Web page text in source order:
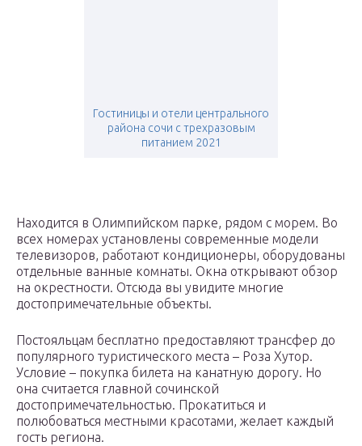
Гостиницы и отели центрального
района сочи с трехразовым
питанием 2021
Находится в Олимпийском парке, рядом с морем. Во
всех номерах установлены современные модели
телевизоров, работают кондиционеры, оборудованы
отдельные ванные комнаты. Окна открывают обзор
на окрестности. Отсюда вы увидите многие
достопримечательные объекты.
Постояльцам бесплатно предоставляют трансфер до
популярного туристического места – Роза Хутор.
Условие – покупка билета на канатную дорогу. Но
она считается главной сочинской
достопримечательностью. Прокатиться и
полюбоваться местными красотами, желает каждый
гость региона.